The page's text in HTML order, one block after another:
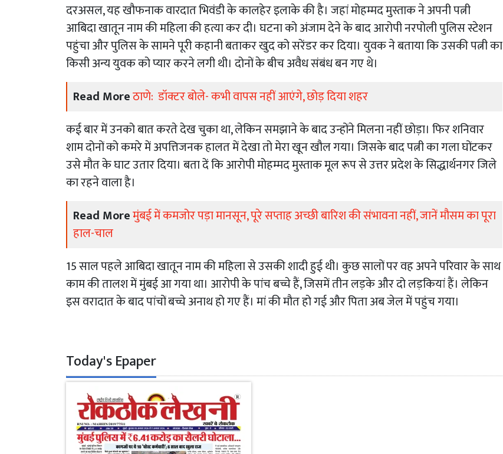
दरअसल, यह खौफनाक वारदात भिवंडी के कालहेर इलाके की है। जहां मोहम्मद मुस्ताक ने अपनी पत्नी
आबिदा खातून नाम की महिला की हत्या कर दी। घटना को अंजाम देने के बाद आरोपी नरपोली पुलिस स्टेशन
पहुंचा और पुलिस के सामने पूरी कहानी बताकर खुद को सरेंडर कर दिया। युवक ने बताया कि उसकी पत्नी का
किसी अन्य युवक को प्यार करने लगी थी। दोनों के बीच अवैध संबंध बन गए थे।
Read Moreठाणे: डॉक्टर बोले- कभी वापस नहीं आएंगे, छोड़ दिया शहर
कई बार में उनको बात करते देख चुका था, लेकिन समझाने के बाद उन्होंने मिलना नहीं छोड़ा। फिर शनिवार
शाम दोनों को कमरे में अपत्तिजनक हालत में देखा तो मेरा खून खौल गया। जिसके बाद पत्नी का गला घोंटकर
उसे मौत के घाट उतार दिया। बता दें कि आरोपी मोहम्मद मुस्ताक मूल रूप से उत्तर प्रदेश के सिद्धार्थनगर जिले
का रहने वाला है।
Read Moreमुंबई में कमजोर पड़ा मानसून, पूरे सप्ताह अच्छी बारिश की संभावना नहीं, जानें मौसम का पूरा
हाल-चाल
15 साल पहले आबिदा खातून नाम की महिला से उसकी शादी हुई थी। कुछ सालों पर वह अपने परिवार के साथ
काम की तालश में मुंबई आ गया था। आरोपी के पांच बच्चे हैं, जिसमें तीन लड़के और दो लड़कियां हैं। लेकिन
इस वरादात के बाद पांचों बच्चे अनाथ हो गए हैं। मां की मौत हो गई और पिता अब जेल में पहुंच गया।
Today's Epaper